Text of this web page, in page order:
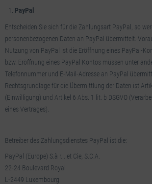
PayPal
Entscheiden Sie sich für die Zahlungsart PayPal, so
personenbezogenen Daten an PayPal übermittelt.
Nutzung von PayPal ist die Eröffnung eines PayPal-
bzw. Eröffnung eines PayPal Kontos müssen unter
Telefonnummer und E-Mail-Adresse an PayPal
Rechtsgrundlage für die Übermittlung der Daten ist
(Einwilligung) und Artikel 6 Abs. 1 lit. b DSGVO
eines Vertrages).
Betreiber des Zahlungsdienstes PayPal ist die:
PayPal (Europe) S.à r.l. et Cie, S.C.A.
22-24 Boulevard Royal
L-2449 Luxembourg